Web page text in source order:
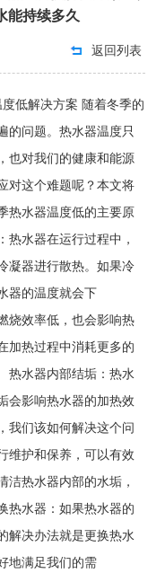
能持续多久
返回列表
低解决方案 随着冬季的
的问题。热水器温度只
也对我们的健康和能源
对这个难题呢？本文将
水器温度低的主要原
水器在运行过程中，
凝器进行散热。如果冷
器的温度就会下
效率低，也会影响热
加热过程中消耗更多的
水器内部结垢：热水
会影响热水器的加热效
们该如何解决这个问
护和保养，可以有效
洁热水器内部的水垢，
水器：如果热水器的
解决办法就是更换热水
地满足我们的需